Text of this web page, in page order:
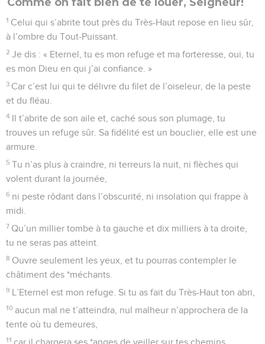
1 Prière de Moïse, l’homme de Dieu. O Seigneur, d’âge en
âge tu as été notre refuge.
2 Avant que soient nées les montagnes, et que tu aies créé
la terre et l’univers, de toute éternité et pour l’éternité, toi, tu
es Dieu.
3 Tu fais retourner l’homme à la poussière, et tu dis aux
humains : « Retournez-y ! »
4 Car mille ans, à tes yeux, sont comme le jour d’hier qui est
déjà passé, comme une seule veille au milieu de la nuit.
5 Tu balaies les humains comme un peu de sommeil qui
s’efface à l’aurore. Ils sont pareils à l’herbe
6 qui fleurit le matin, qui passe et qui, le soir, se fane et se
flétrit.
7 Nous sommes consumés par ta colère, ta fureur nous
effraie :
8 tu as mis devant toi tous nos péchés, et tu mets en lumière
tout ce qui est caché.
9 Tous nos jours disparaissent par ta colère, et nos années
s’effacent comme un murmure...
10 Le temps de notre vie ? C’est soixante-dix ans, au mieux :
quatre-vingts ans pour les plus vigoureux ; et leur agitation